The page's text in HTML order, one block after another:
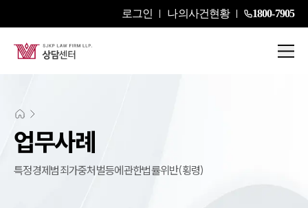
로그인 나의사건현황 1800-7905
업무사례
특정경제범죄가중처벌등에관한법률위반(횡령)